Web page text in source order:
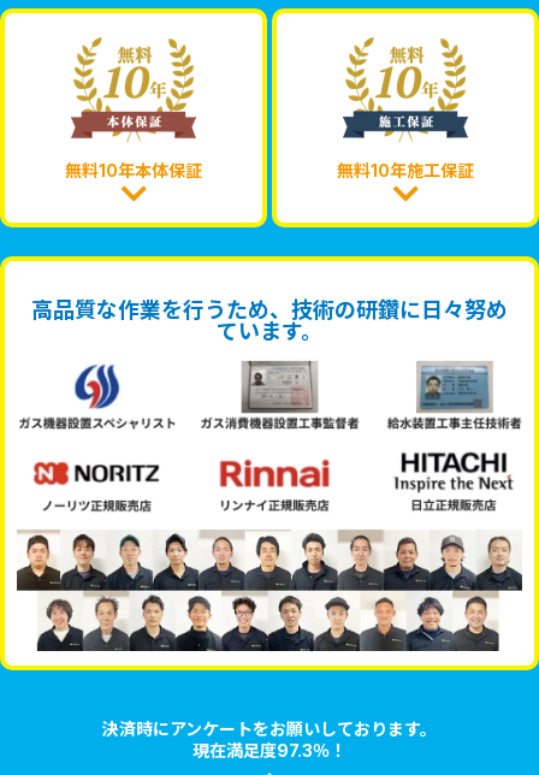
無料10年本体保証 無料10年施工保証
高品質な作業を行うため、技術の研鑽に日々努め
ています。
決済時にアンケートをお願いしております。
現在満足度97.3％！